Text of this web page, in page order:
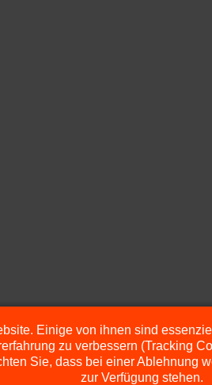
Einige von ihnen sind
zu verbessern (Tracking
Sie, dass bei einer Ablehnung
zur Verfügung stehen.